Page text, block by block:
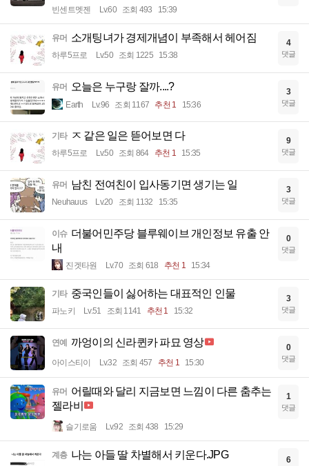
빈센트멧젠 Lv.60 조회 493 15:39
유머 소개팅녀가 경제개념이 부족해서 헤어짐
하루5프로 Lv.50 조회 1225 15:38
4
댓글
유머 오늘은 누구랑 잘까....?
Earth Lv.96 조회 1167 추천 1 15:36
3
댓글
기타 ㅈ 같은 일은 뜯어보면 다
하루5프로 Lv.50 조회 864 추천 1 15:35
9
댓글
유머 남친 전여친이 입사동기면 생기는 일
Neuhauus Lv.20 조회 1132 15:35
3
댓글
이슈 더불어민주당 블루웨이브 개인정보 유출 안
내
진겟타원 Lv.70 조회 618 추천 1 15:34
0
댓글
기타 중국인들이 싫어하는 대표적인 인물
파노키 Lv.51 조회 1141 추천 1 15:32
3
댓글
연예 까엉이의 신라퀸카 파묘 영상
아이스티이 Lv.32 조회 457 추천 1 15:30
0
댓글
유머 어릴때와 달리 지금보면 느낌이 다른 춤추는
젤라비
슬기로움 Lv.92 조회 438 15:29
1
댓글
계층 나는 아들 딸 차별해서 키운다.JPG 6